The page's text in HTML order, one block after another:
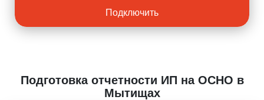
Подключить
Подготовка отчетности ИП на ОСНО в
Мытищах